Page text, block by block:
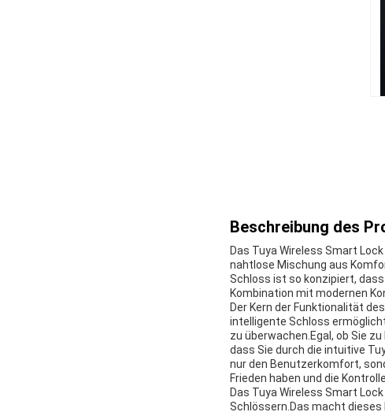
Beschreibung des
Das Tuya Wireless Smart
nahtlose Mischung aus
Schloss ist so konzipiert,
Kombination mit modernen
Der Kern der Funktionalität
intelligente Schloss
zu überwachen.Egal, ob Sie
dass Sie durch die intuitive
nur den Benutzerkomfort,
Frieden haben und die
Das Tuya Wireless Smart
Schlössern.Das macht dieses